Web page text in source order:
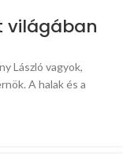
világában
László vagyok,
A halak és a